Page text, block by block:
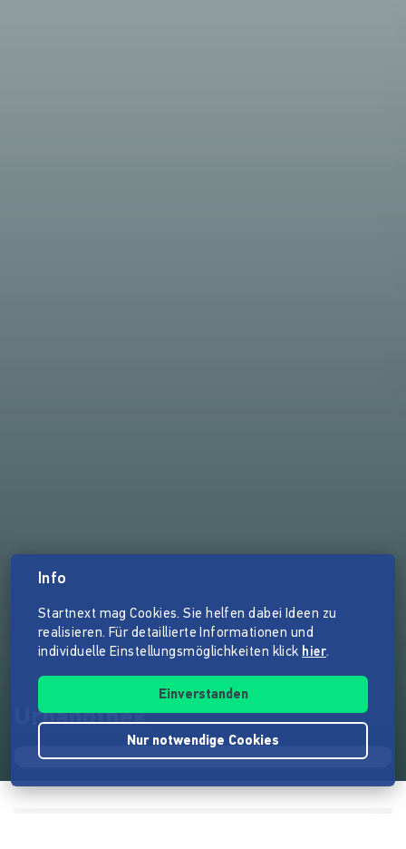
Urbanothek
Info
Startnext mag Cookies. Sie helfen dabei Ideen zu
realisieren. Für detaillierte Informationen und
individuelle Einstellungsmöglichkeiten klick hier.
Einverstanden
Nur notwendige Cookies